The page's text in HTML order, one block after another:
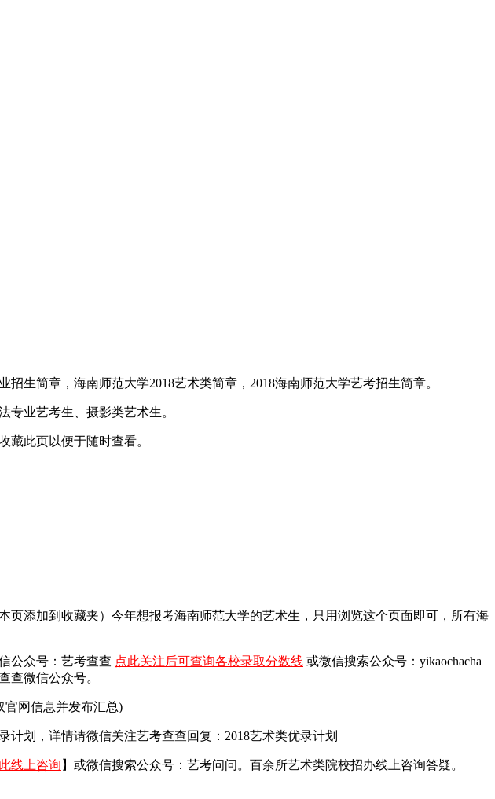
生简章，海南师范大学2018艺术类简章，2018海南师范大学艺考招生简章。
专业艺考生、摄影类艺术生。
藏此页以便于随时查看。
添加到收藏夹）今年想报考海南师范大学的艺术生，只用浏览这个页面即可，所有海
公众号：艺考查查 点此关注后可查询各校录取分数线 或微信搜索公众号：yikaochacha
查微信公众号。
官网信息并发布汇总)
划，详情请微信关注艺考查查回复：2018艺术类优录计划
线上咨询 】或微信搜索公众号：艺考问问。百余所艺术类院校招办线上咨询答疑。